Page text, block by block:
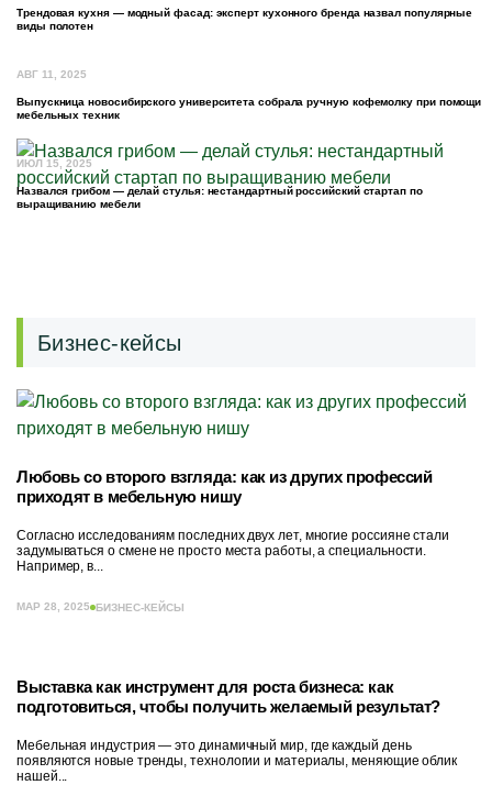
Трендовая кухня — модный фасад: эксперт кухонного бренда назвал популярные
виды полотен
АВГ 11, 2025
Выпускница новосибирского университета собрала ручную кофемолку при помощи
мебельных техник
ИЮЛ 15, 2025
Назвался грибом — делай стулья: нестандартный российский стартап по
выращиванию мебели
Бизнес-кейсы
Любовь со второго взгляда: как из других профессий
приходят в мебельную нишу
Согласно исследованиям последних двух лет, многие россияне стали
задумываться о смене не просто места работы, а специальности.
Например, в...
МАР 28, 2025 БИЗНЕС-КЕЙСЫ
Выставка как инструмент для роста бизнеса: как
подготовиться, чтобы получить желаемый результат?
Мебельная индустрия — это динамичный мир, где каждый день
появляются новые тренды, технологии и материалы, меняющие облик
нашей...